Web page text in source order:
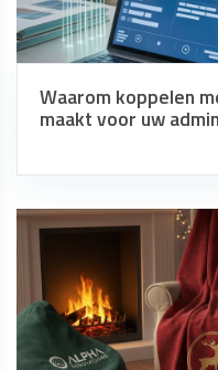
Waarom koppelen
maakt voor uw